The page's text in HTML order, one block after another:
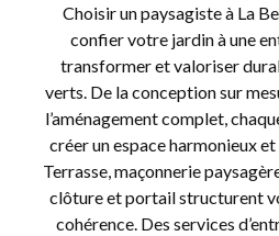
Choisir un paysagiste à La
confier votre jardin à une
transformer et valoriser
verts. De la conception sur
l’aménagement complet,
créer un espace harmonieux
Terrasse, maçonnerie
clôture et portail structurent
cohérence. Des services